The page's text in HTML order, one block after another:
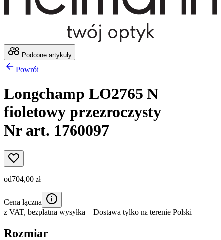
Podobne artykuły
Powrót
Longchamp LO2765 N
fioletowy przezroczysty
Nr art. 1760097
od704,00 zł
Cena łączna
z VAT, bezpłatna wysyłka – Dostawa tylko na terenie Polski
Rozmiar